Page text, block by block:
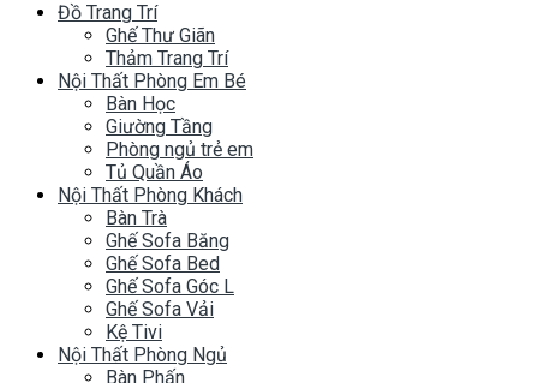
Đồ Trang Trí
Ghế Thư Giãn
Thảm Trang Trí
Nội Thất Phòng Em Bé
Bàn Học
Giường Tầng
Phòng ngủ trẻ em
Tủ Quần Áo
Nội Thất Phòng Khách
Bàn Trà
Ghế Sofa Băng
Ghế Sofa Bed
Ghế Sofa Góc L
Ghế Sofa Vải
Kệ Tivi
Nội Thất Phòng Ngủ
Bàn Phấn